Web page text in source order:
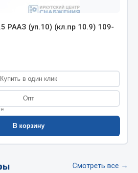
РААЗ (уп.10) (кл.пр 10.9) 109-
Купить в один клик
Опт
В корзину
Смотреть все →